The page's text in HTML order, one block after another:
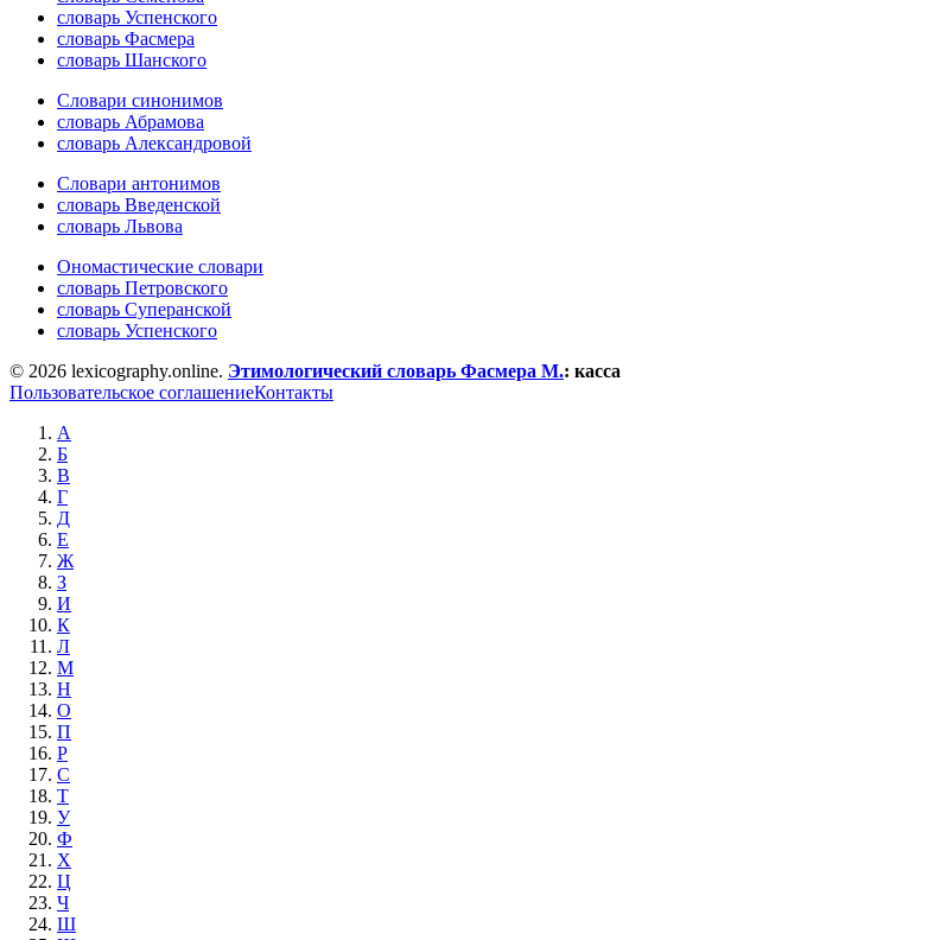
словарь Успенского
словарь Фасмера
словарь Шанского
Словари синонимов
словарь Абрамова
словарь Александровой
Словари антонимов
словарь Введенской
словарь Львова
Ономастические словари
словарь Петровского
словарь Суперанской
словарь Успенского
© 2026 lexicography.online. Этимологический словарь Фасмера М.: касса
Пользовательское соглашениеКонтакты
А
Б
В
Г
Д
Е
Ж
З
И
К
Л
М
Н
О
П
Р
С
Т
У
Ф
Х
Ц
Ч
Ш